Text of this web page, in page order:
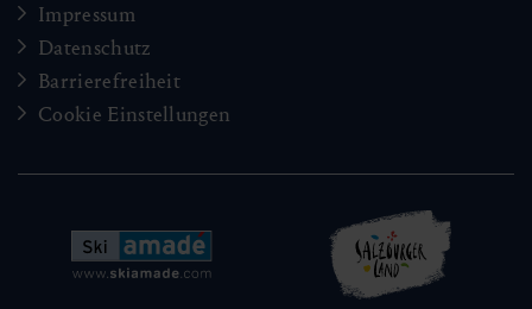
Impressum
Datenschutz
Barrierefreiheit
Cookie Einstellungen